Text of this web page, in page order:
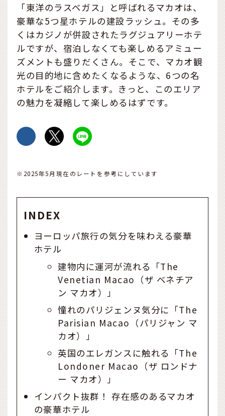
「東洋のラスベガス」と呼ばれるマカオは、
豪華な5つ星ホテルの建設ラッシュ。その多
くはカジノが併設されたラグジュアリーホテ
ルですが、宿泊しなくても楽しめるアミュー
ズメントも盛りだくさん。そこで、マカオ観
光の目的地に含めたくなるような、6つの名
ホテルをご紹介します。きっと、このエリア
の魅力を凝縮して楽しめるはずです。
※2025年5月現在のレートを参考にしています
INDEX
ヨーロッパ旅行の気分を味わえる豪華
ホテル
建物内に運河が流れる「The
Venetian Macao（ザ ベネチア
ン マカオ）」
憧れのパリジェンヌ気分に「The
Parisian Macao（パリジャン マ
カオ）」
英国のエレガンスに触れる「The
Londoner Macao（ザ ロンドナ
ー マカオ）」
インパクト抜群！ 存在感のあるマカオ
の豪華ホテル